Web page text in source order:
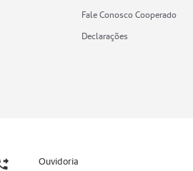
Fale Conosco Cooperado
Declarações
Ouvidoria